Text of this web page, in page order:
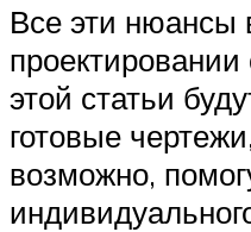
Все эти нюансы
этой статьи
готовые
возможно,